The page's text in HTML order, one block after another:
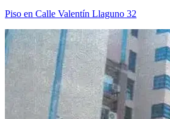
Piso en Calle Valentín Llaguno 32